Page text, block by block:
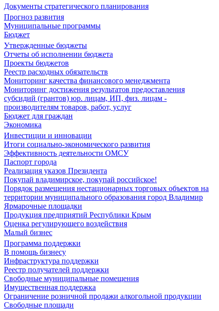
Документы стратегического планирования
Прогноз развития
Муниципальные программы
Бюджет
Утвержденные бюджеты
Отчеты об исполнении бюджета
Проекты бюджетов
Реестр расходных обязательств
Мониторинг качества финансового менеджмента
Мониторинг достижения результатов предоставления
субсидий (грантов) юр. лицам, ИП, физ. лицам -
производителям товаров, работ, услуг
Бюджет для граждан
Экономика
Инвестиции и инновации
Итоги социально-экономического развития
Эффективность деятельности ОМСУ
Паспорт города
Реализация указов Президента
Покупай владимирское, покупай российское!
Порядок размещения нестационарных торговых объектов на
территории муниципального образования город Владимир
Ярмарочные площадки
Продукция предприятий Республики Крым
Оценка регулирующего воздействия
Малый бизнес
Программа поддержки
В помощь бизнесу
Инфраструктура поддержки
Реестр получателей поддержки
Свободные муниципальные помещения
Имущественная поддержка
Ограничение розничной продажи алкогольной продукции
Свободные площади